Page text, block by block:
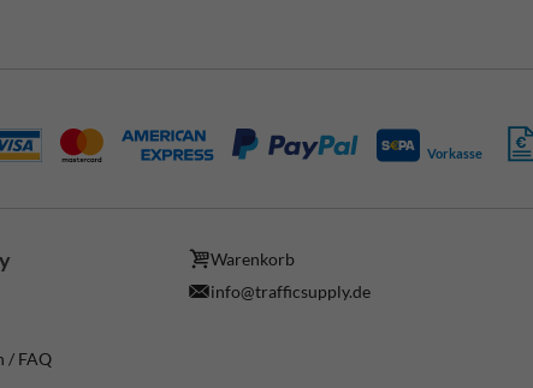
Vorkasse
/ FAQ
Warenkorb
info@trafficsupply.de